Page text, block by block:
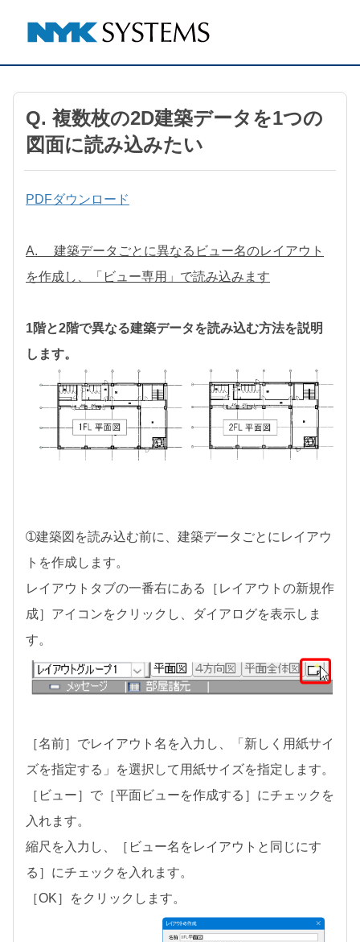
Q. 複数枚の2D建築データを1つの
図面に読み込みたい
PDFダウンロード
A. 建築データごとに異なるビュー名のレイアウト
を作成し、「ビュー専用」で読み込みます
1階と2階で異なる建築データを読み込む方法を説明
します。
➀建築図を読み込む前に、建築データごとにレイアウ
トを作成します。
レイアウトタブの一番右にある［レイアウトの新規作
成］アイコンをクリックし、ダイアログを表示しま
す。
［名前］でレイアウト名を入力し、「新しく用紙サイ
ズを指定する」を選択して用紙サイズを指定します。
［ビュー］で［平面ビューを作成する］にチェックを
入れます。
縮尺を入力し、［ビュー名をレイアウトと同じにす
る］にチェックを入れます。
［OK］をクリックします。